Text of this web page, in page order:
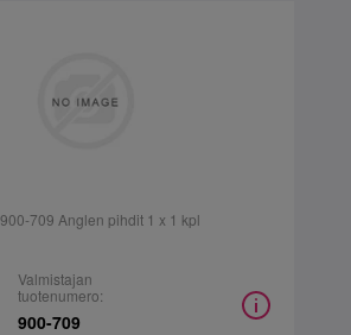
709 Anglen pihdit 1 x 1 kpl
Valmistajan
tuotenumero:
900-709